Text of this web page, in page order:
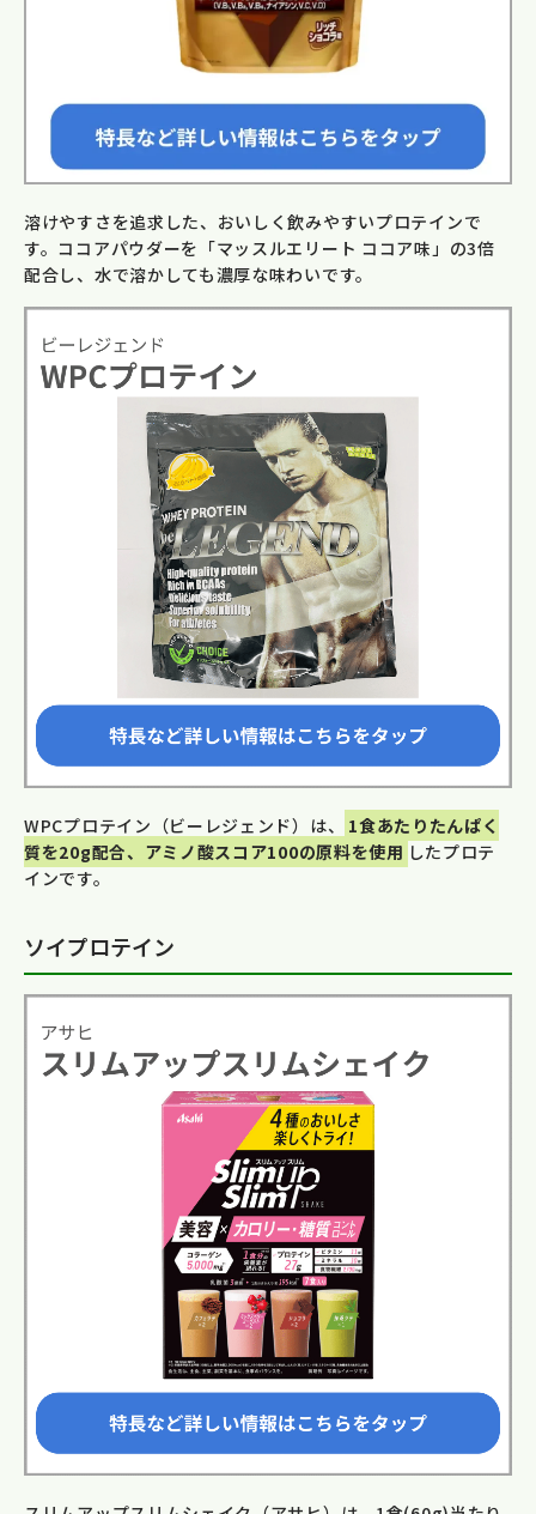
溶けやすさを追求した、おいしく飲みやすいプロテインで
す。ココアパウダーを「マッスルエリート ココア味」の3倍
配合し、水で溶かしても濃厚な味わいです。
WPCプロテイン（ビーレジェンド）は、
1食あたりたんぱく
質を20g配合、アミノ酸スコア100の原料を使用 したプロテ
インです。
ソイプロテイン